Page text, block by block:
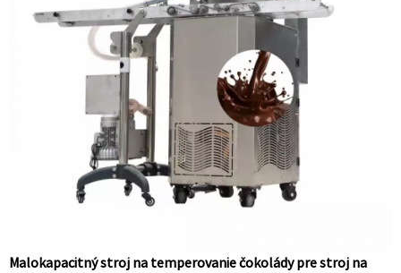
Malokapacitný stroj na temperovanie čokolády pre stroj na